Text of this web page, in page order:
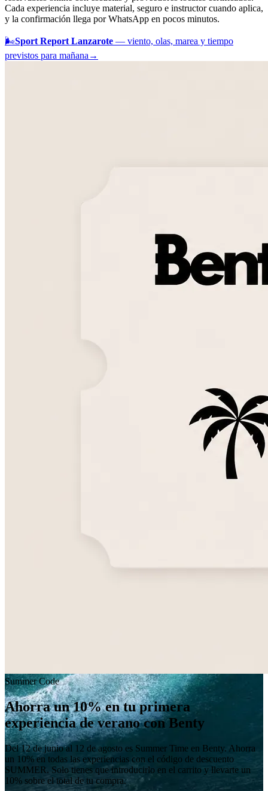
Cada experiencia incluye material, seguro e instructor cuando aplica,
y la confirmación llega por WhatsApp en pocos minutos.
🌬️Sport Report Lanzarote — viento, olas, marea y tiempo
previstos para mañana →
Summer Code
Ahorra un 10% en tu primera
experiencia de verano con Benty
Del 12 de junio al 12 de agosto es Summer Time en Benty. Ahorra
un 10% en todas las experiencias con el código de descuento
SUMMER. Solo tienes que introducirlo en el carrito y llevarte un
10% sobre el total de tu compra.